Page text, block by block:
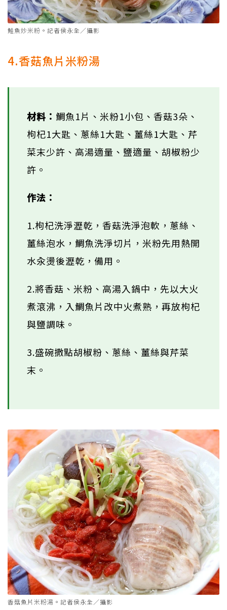
鮭魚炒米粉。記者侯永全／攝影
4.香菇魚片米粉湯
材料： 鯛魚1片、米粉1小包、香菇3朵、
枸杞1大匙、蔥絲1大匙、薑絲1大匙、芹
菜末少許、高湯適量、鹽適量、胡椒粉少
許。
作法：
1.枸杞洗淨瀝乾，香菇洗淨泡軟，蔥絲、
薑絲泡水，鯛魚洗淨切片，米粉先用熱開
水汆燙後瀝乾，備用。
2.將香菇、米粉、高湯入鍋中，先以大火
煮滾沸，入鯛魚片改中火煮熟，再放枸杞
與鹽調味。
3.盛碗撒點胡椒粉、蔥絲、薑絲與芹菜
末。
香菇魚片米粉湯。記者侯永全／攝影